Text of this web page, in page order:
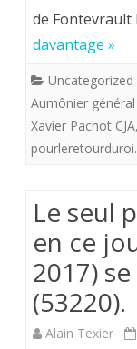
de
de
de
davantage »
Uncategorized
Aumônier
Xavier Pachot CJA,
Le seul
en ce
2017)
(53220).
Alain Texier